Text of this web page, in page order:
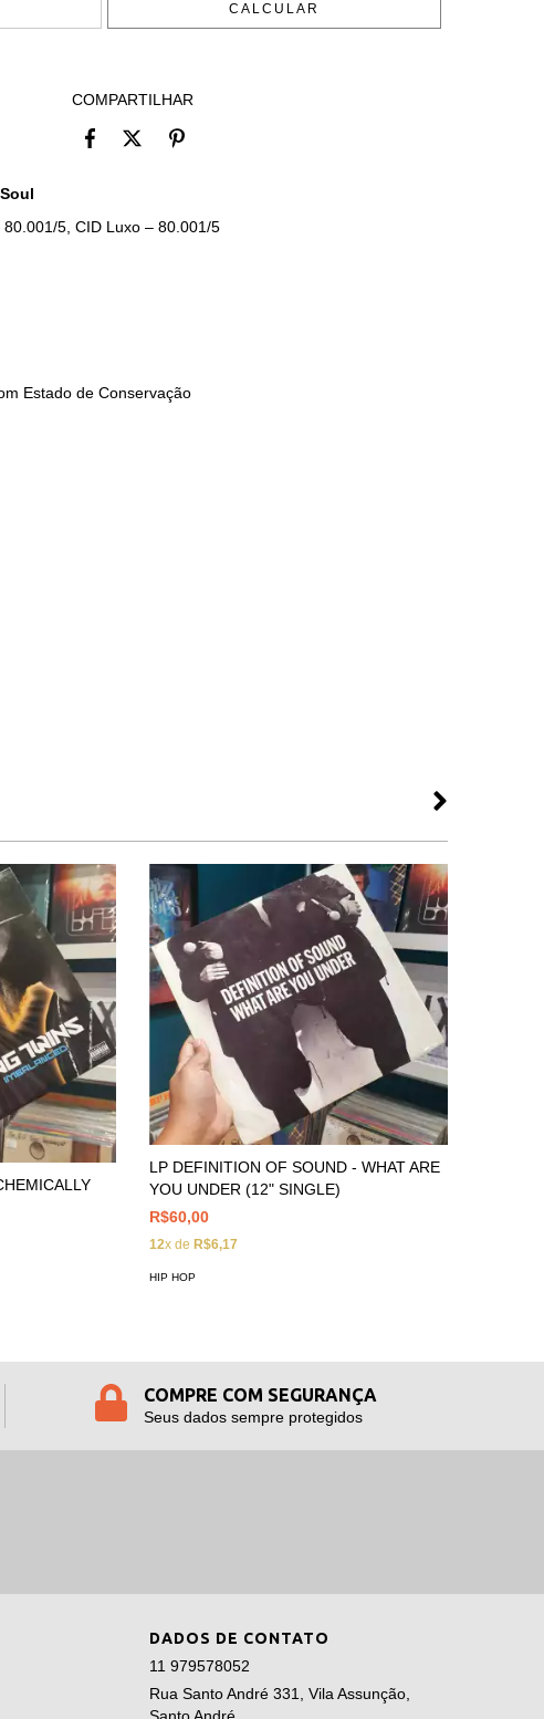
CALCULAR
COMPARTILHAR
5, CID Luxo – 80.001/5
Estado de Conservação
LP DEFINITION OF SOUND - WHAT ARE
YOU UNDER (12" SINGLE)
R$60,00
12x de R$6,17
HIP HOP
COMPRE COM SEGURANÇA
Seus dados sempre protegidos
DADOS DE CONTATO
11 979578052
Rua Santo André 331, Vila Assunção,
Santo André